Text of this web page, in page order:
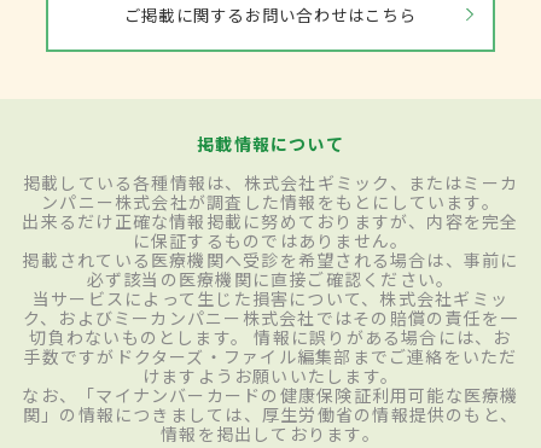
ご掲載に関するお問い合わせはこちら
掲載情報について
掲載している各種情報は、株式会社ギミック、またはミーカ
ンパニー株式会社が調査した情報をもとにしています。
出来るだけ正確な情報掲載に努めておりますが、内容を完全
に保証するものではありません。
掲載されている医療機関へ受診を希望される場合は、事前に
必ず該当の医療機関に直接ご確認ください。
当サービスによって生じた損害について、株式会社ギミッ
ク、およびミーカンパニー株式会社ではその賠償の責任を一
切負わないものとします。 情報に誤りがある場合には、お
手数ですがドクターズ・ファイル編集部までご連絡をいただ
けますようお願いいたします。
なお、「マイナンバーカードの健康保険証利用可能な医療機
関」の情報につきましては、厚生労働省の情報提供のもと、
情報を掲出しております。